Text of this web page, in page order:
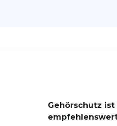
Gehörschutz